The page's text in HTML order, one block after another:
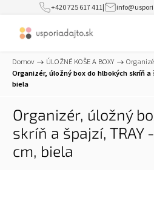
+420 725 617 411|
Domov / ÚLOŽNÉ KOŠE A BOXY /
Organizér, úložný box do hlbokých skríň a
biela
Organizér, úložný
skríň a špajzí, TRAY
cm, biela